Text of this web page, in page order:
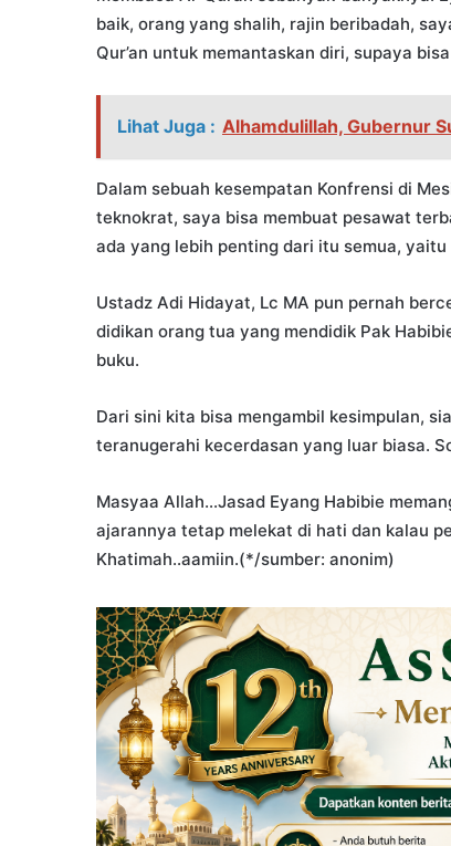
baik, orang yang shalih, rajin beribadah,
Qur’an untuk memantaskan diri, supaya
Lihat Juga : Alhamdulillah, Gubernur
Dalam sebuah kesempatan Konfrensi di
teknokrat, saya bisa membuat pesawat
ada yang lebih penting dari itu semua, yaitu
Ustadz Adi Hidayat, Lc MA pun pernah
didikan orang tua yang mendidik Pak
buku.
Dari sini kita bisa mengambil kesimpulan,
teranugerahi kecerdasan yang luar biasa.
Masyaa Allah…Jasad Eyang Habibie
ajarannya tetap melekat di hati dan kalau
Khatimah..aamiin.(*/sumber: anonim)